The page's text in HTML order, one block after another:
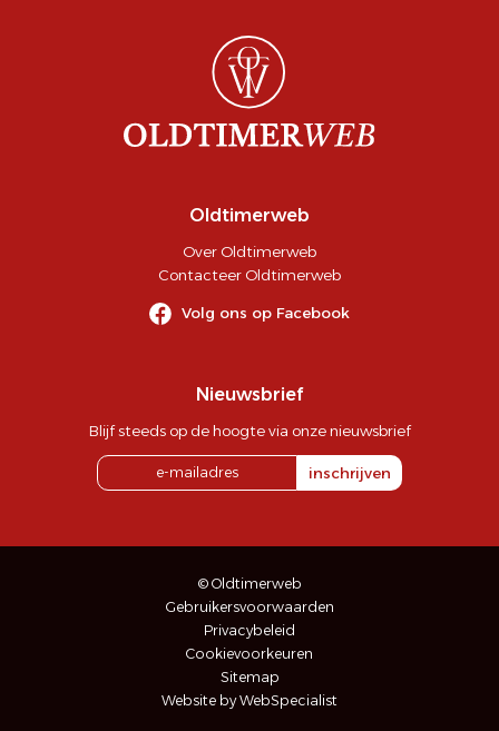
Oldtimerweb
Over Oldtimerweb
Contacteer Oldtimerweb
Volg ons op Facebook
Nieuwsbrief
Blijf steeds op de hoogte via onze nieuwsbrief
inschrijven
© Oldtimerweb
Gebruikersvoorwaarden
Privacybeleid
Cookievoorkeuren
Sitemap
Website by WebSpecialist